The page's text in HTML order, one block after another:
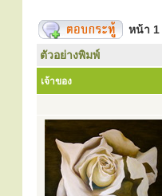
หน้า 1
ตัวอย่างพิมพ์
เจ้าของ